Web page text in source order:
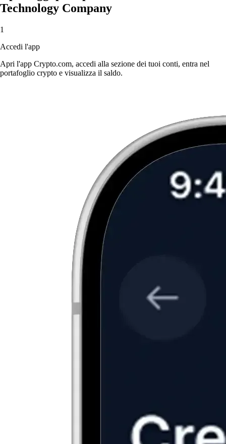
Technology Company
1
Accedi l'app
Apri l'app Crypto.com, accedi alla sezione dei tuoi conti, entra nel
portafoglio crypto e visualizza il saldo.